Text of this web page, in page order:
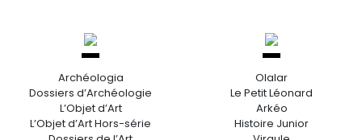
Archéologia
Dossiers d’Archéologie
L’Objet d’Art
L’Objet d’Art Hors-série
Olalar
Le Petit Léonard
Arkéo
Histoire Junior